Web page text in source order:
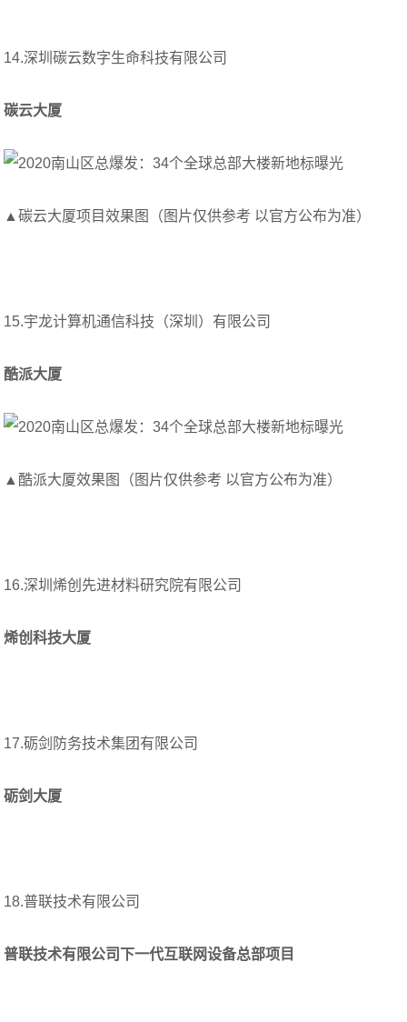
14.深圳碳云数字生命科技有限公司
碳云大厦
▲碳云大厦项目效果图（图片仅供参考 以官方公布为准）
15.宇龙计算机通信科技（深圳）有限公司
酷派大厦
▲酷派大厦效果图（图片仅供参考 以官方公布为准）
16.深圳烯创先进材料研究院有限公司
烯创科技大厦
17.砺剑防务技术集团有限公司
砺剑大厦
18.普联技术有限公司
普联技术有限公司下一代互联网设备总部项目